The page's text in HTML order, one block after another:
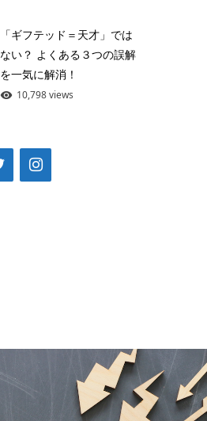
「ギフテッド＝天才」では
ない？ よくある３つの誤解
を一気に解消！
10,798 views